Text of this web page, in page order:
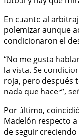
En cuanto al
polemizar aunque
condicionaron el
“No me gusta
la vista. Se
roja, pero después
nada que hacer”,
Por último,
Madelón respecto
de seguir